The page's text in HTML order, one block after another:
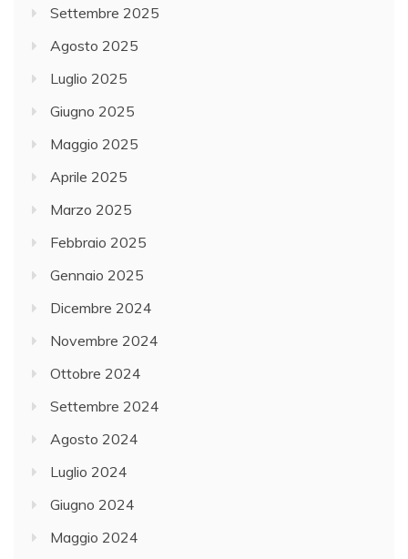
Settembre 2025
Agosto 2025
Luglio 2025
Giugno 2025
Maggio 2025
Aprile 2025
Marzo 2025
Febbraio 2025
Gennaio 2025
Dicembre 2024
Novembre 2024
Ottobre 2024
Settembre 2024
Agosto 2024
Luglio 2024
Giugno 2024
Maggio 2024